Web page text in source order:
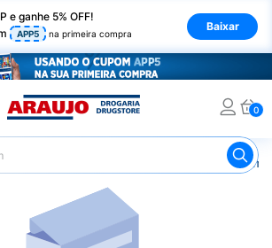
e ganhe 5% OFF!
APP5 na primeira compra
Baixar
0